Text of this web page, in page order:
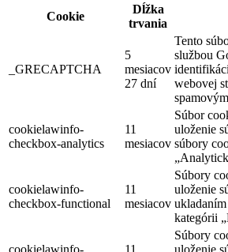
Cookie
Dĺžka
trvania
_GRECAPTCHA
5
mesiacov
27 dní
Tento
službou
webovej
cookielawinfo-
checkbox-analytics
11
mesiacov
Súbor
uloženie
súbory
cookielawinfo-
checkbox-functional
11
mesiacov
Súbory
uloženie
kategórii
cookielawinfo-
11
Súbory
uloženie